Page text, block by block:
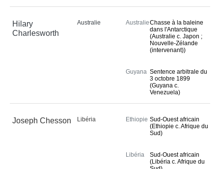
Hilary
Charlesworth
Australie AustralieChasse à la baleine
dans l'Antarctique
(Australie c. Japon ;
Nouvelle-Zélande
(intervenant))
Guyana Sentence arbitrale du
3 octobre 1899
(Guyana c.
Venezuela)
Joseph Chesson Libéria Ethiopie Sud-Ouest africain
(Ethiopie c. Afrique du
Sud)
Libéria
Sud-Ouest africain
(Libéria c. Afrique du